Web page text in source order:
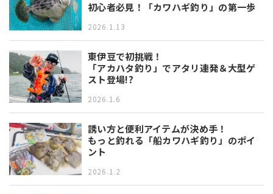
初心者必見！「カワハギ釣り」の第一歩
2026.1.13
東伊豆で初挑戦！
「アカハタ釣り」でアタリ連発＆大型ゲ
スト登場!?
2026.1.6
誘い方と便利アイテムが決め手！
もっと釣れる「船カワハギ釣り」のポイ
ント
2026.1.2